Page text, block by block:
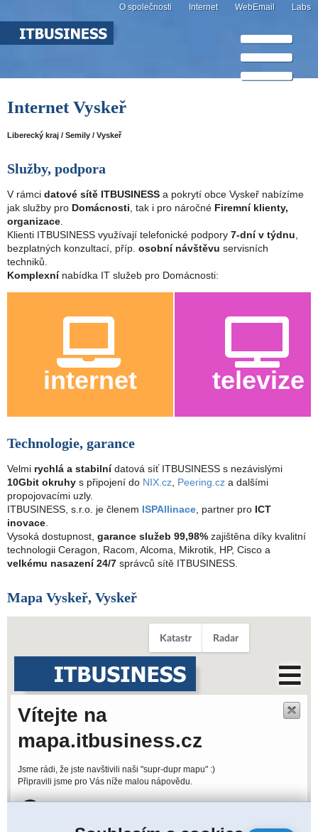
O společnosti Internet WebEmail Labs
Internet Vyskeř
Liberecký kraj / Semily / Vyskeř
Služby, podpora
V rámci datové sítě ITBUSINESS a pokrytí obce Vyskeř nabízíme
jak služby pro Domácnosti , tak i pro náročné Firemní klienty,
organizace
Klienti ITBUSINESS využívají telefonické podpory 7-dní v týdnu
bezplatných konzultací, příp. osobní návštěvu servisních
techniků.
Komplexnínabídka IT služeb pro Domácnosti:
internet televize
Technologie, garance
Velmi rychlá a stabilnídatová síť ITBUSINESS s nezávislými
10Gbit okruhy s připojení do NIX.cz, Peering.cz a dalšími
propojovacími uzly.
ITBUSINESS, s.r.o. je členem ISPAllinace, partner pro ICT
inovace.
Vysoká dostupnost, garance služeb 99,98% zajištěna díky kvalitní
technologii Ceragon, Racom, Alcoma, Mikrotik, HP, Cisco a
velkému nasazení 24/7 správců sítě ITBUSINESS.
Mapa Vyskeř, Vyskeř